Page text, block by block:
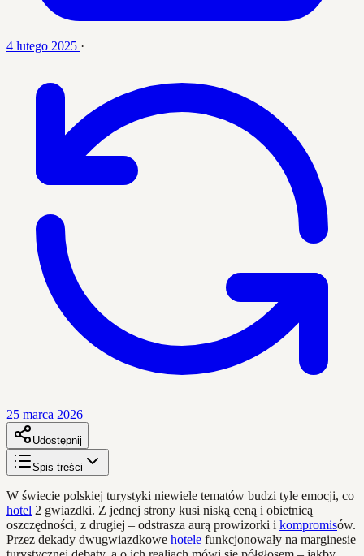
4 lutego 2025 ·
25 marca 2026
Udostępnij
Spis treści
W świecie polskiej turystyki niewiele tematów budzi tyle emocji, co
hotel 2 gwiazdki. Z jednej strony kusi niską ceną i obietnicą
oszczędności, z drugiej – odstrasza aurą prowizorki i kompromisów.
Przez dekady dwugwiazdkowe hotele funkcjonowały na marginesie